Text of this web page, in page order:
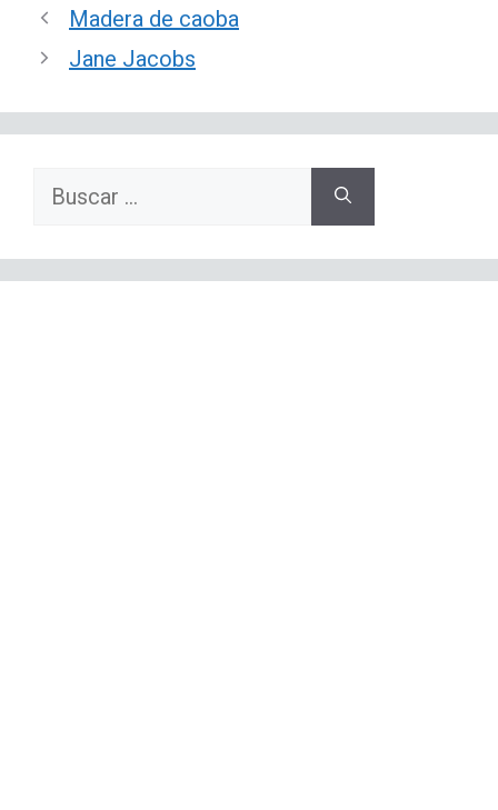
Madera de caoba
Jane Jacobs
Buscar: